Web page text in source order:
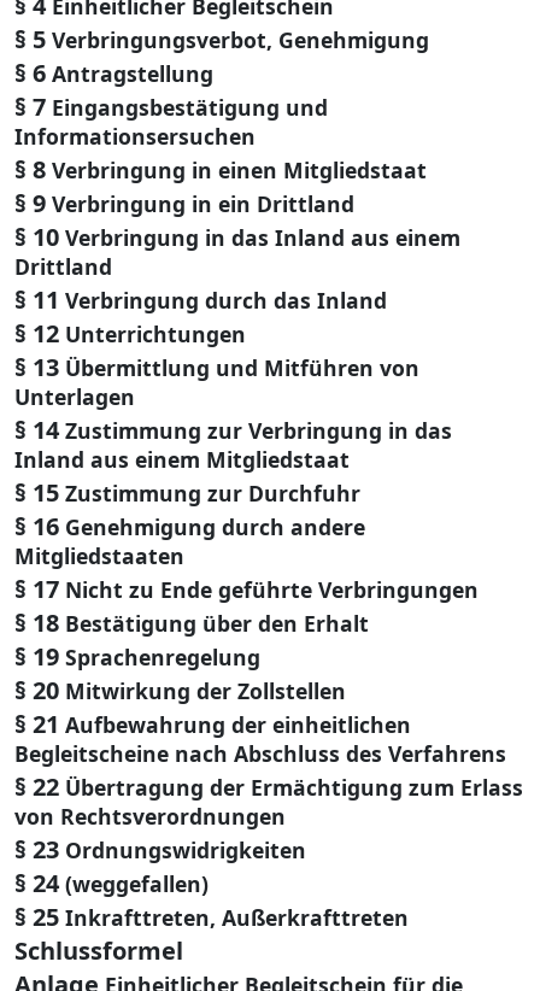
Einheitlicher Begleitschein
§ 5 Verbringungsverbot, Genehmigung
§ 6 Antragstellung
§ 7 Eingangsbestätigung und
Informationsersuchen
§ 8 Verbringung in einen Mitgliedstaat
§ 9 Verbringung in ein Drittland
§ 10 Verbringung in das Inland aus einem
Drittland
§ 11 Verbringung durch das Inland
§ 12 Unterrichtungen
§ 13 Übermittlung und Mitführen von
Unterlagen
§ 14 Zustimmung zur Verbringung in das
Inland aus einem Mitgliedstaat
§ 15 Zustimmung zur Durchfuhr
§ 16 Genehmigung durch andere
Mitgliedstaaten
§ 17 Nicht zu Ende geführte Verbringungen
§ 18 Bestätigung über den Erhalt
§ 19 Sprachenregelung
§ 20 Mitwirkung der Zollstellen
§ 21 Aufbewahrung der einheitlichen
Begleitscheine nach Abschluss des Verfahrens
§ 22 Übertragung der Ermächtigung zum Erlass
von Rechtsverordnungen
§ 23 Ordnungswidrigkeiten
§ 24 (weggefallen)
§ 25 Inkrafttreten, Außerkrafttreten
Schlussformel
Anlage Einheitlicher Begleitschein für die